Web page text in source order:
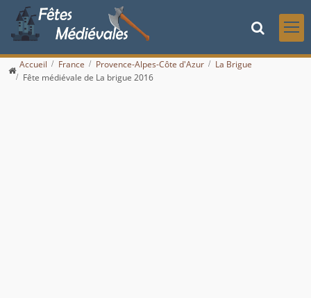
Accueil France Provence-Alpes-Côte d'Azur
La Brigue
Fête médiévale de La brigue 2016